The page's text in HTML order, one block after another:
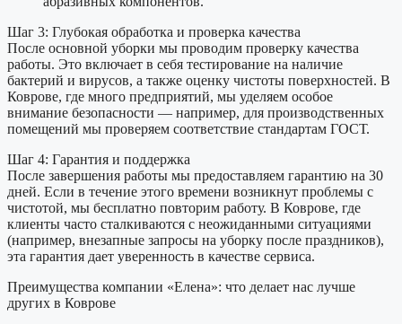
Шаг 3: Глубокая обработка и проверка качества
После основной уборки мы проводим проверку качества
работы. Это включает в себя тестирование на наличие
бактерий и вирусов, а также оценку чистоты поверхностей. В
Коврове, где много предприятий, мы уделяем особое
внимание безопасности — например, для производственных
помещений мы проверяем соответствие стандартам ГОСТ.
Шаг 4: Гарантия и поддержка
После завершения работы мы предоставляем гарантию на 30
дней. Если в течение этого времени возникнут проблемы с
чистотой, мы бесплатно повторим работу. В Коврове, где
клиенты часто сталкиваются с неожиданными ситуациями
(например, внезапные запросы на уборку после праздников),
эта гарантия дает уверенность в качестве сервиса.
Преимущества компании «Елена»: что делает нас лучше
других в Коврове